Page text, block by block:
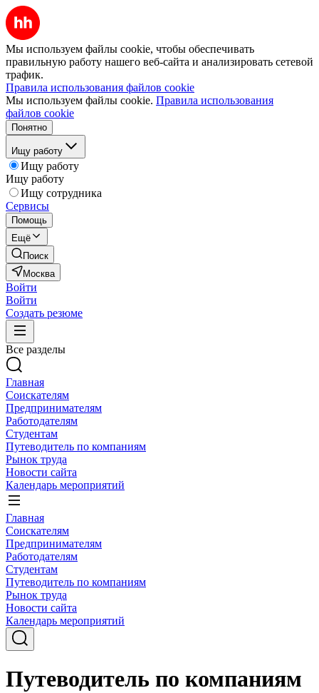
Мы используем файлы cookie, чтобы обеспечивать
правильную работу нашего веб-сайта и анализировать сетевой
трафик.
Правила использования файлов cookie
Мы используем файлы cookie. Правила использования
файлов cookie
Понятно
Ищу работу
Ищу работу
Ищу работу
Ищу сотрудника
Сервисы
Помощь
Ещё
Поиск
Москва
Войти
Войти
Создать резюме
Все разделы
Главная
Соискателям
Предпринимателям
Работодателям
Студентам
Путеводитель по компаниям
Рынок труда
Новости сайта
Календарь мероприятий
Главная
Соискателям
Предпринимателям
Работодателям
Студентам
Путеводитель по компаниям
Рынок труда
Новости сайта
Календарь мероприятий
Путеводитель по компаниям